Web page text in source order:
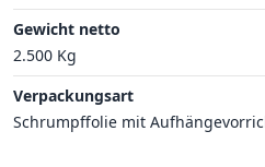
Gewicht netto
2.500 Kg
Verpackungsart
Schrumpffolie mit